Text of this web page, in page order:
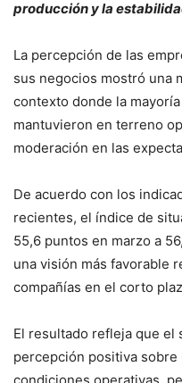
producción y la
La percepción de las
sus negocios mostró una
contexto donde la
mantuvieron en terreno
moderación en las
De acuerdo con los
recientes, el índice de
55,6 puntos en marzo a
una visión más favorable
compañías en el corto
El resultado refleja que el
percepción positiva sobre